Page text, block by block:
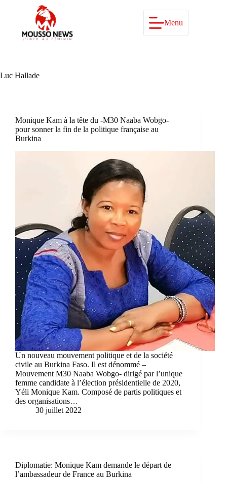
Menu
Luc Hallade
Monique Kam à la tête du -M30 Naaba Wobgo-
pour sonner la fin de la politique française au
Burkina
Un nouveau mouvement politique et de la société
civile au Burkina Faso. Il est dénommé –
Mouvement M30 Naaba Wobgo- dirigé par l’unique
femme candidate à l’élection présidentielle de 2020,
Yéli Monique Kam. Composé de partis politiques et
des organisations…
30 juillet 2022
Diplomatie: Monique Kam demande le départ de
l’ambassadeur de France au Burkina